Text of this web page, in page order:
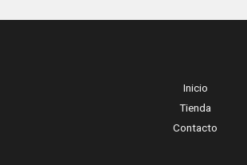
Inicio
Tienda
Contacto